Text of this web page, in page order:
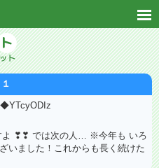
◆YTcyODIz
よ ❣❣ では次の人… ※今年も いろ
いました！これからも長く続けた